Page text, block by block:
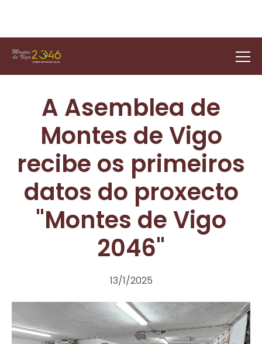
A Asemblea de
Montes de Vigo
recibe os primeiros
datos do proxecto
"Montes de Vigo
2046"
13/1/2025